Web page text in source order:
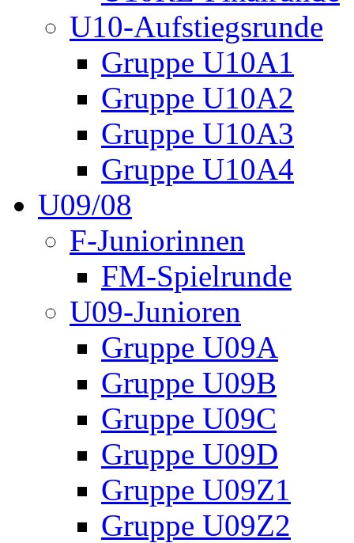
U10-Aufstiegsrunde
Gruppe U10A1
Gruppe U10A2
Gruppe U10A3
Gruppe U10A4
U09/08
F-Juniorinnen
FM-Spielrunde
U09-Junioren
Gruppe U09A
Gruppe U09B
Gruppe U09C
Gruppe U09D
Gruppe U09Z1
Gruppe U09Z2